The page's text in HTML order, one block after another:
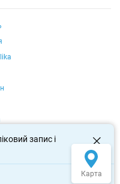
запис і
Карта